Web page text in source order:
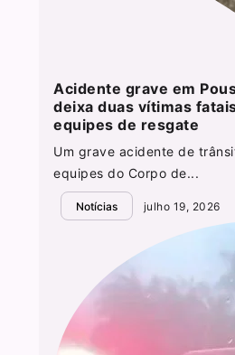
Acidente grave em
deixa duas vítimas
equipes de resgate
Um grave acidente de
equipes do Corpo de...
Notícias julho 19, 2026